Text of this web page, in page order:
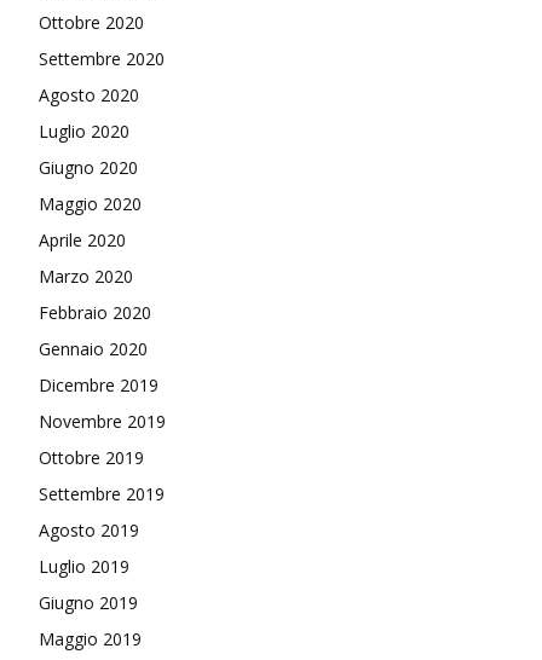
Ottobre 2020
Settembre 2020
Agosto 2020
Luglio 2020
Giugno 2020
Maggio 2020
Aprile 2020
Marzo 2020
Febbraio 2020
Gennaio 2020
Dicembre 2019
Novembre 2019
Ottobre 2019
Settembre 2019
Agosto 2019
Luglio 2019
Giugno 2019
Maggio 2019